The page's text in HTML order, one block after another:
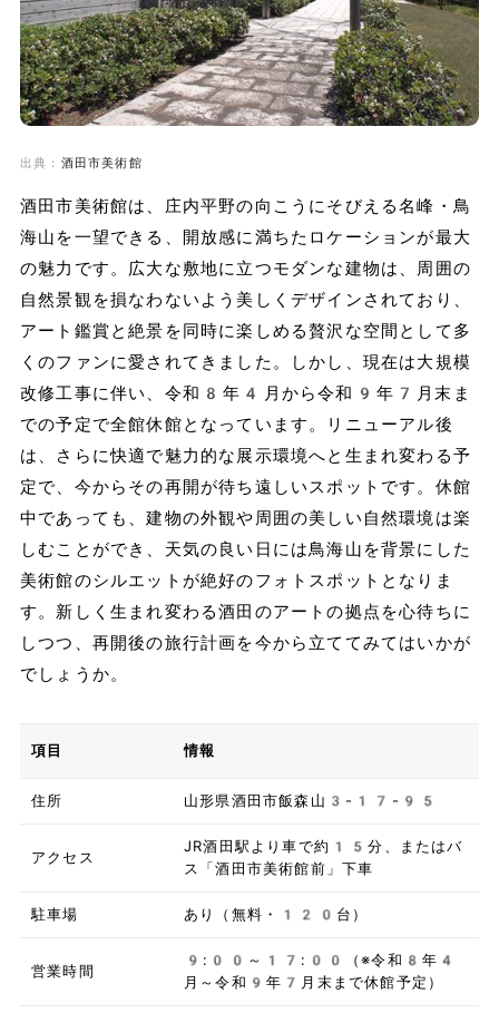
出典： 酒田市美術館
酒田市美術館は、庄内平野の向こうにそびえる名峰・鳥
海山を一望できる、開放感に満ちたロケーションが最大
の魅力です。広大な敷地に立つモダンな建物は、周囲の
自然景観を損なわないよう美しくデザインされており、
アート鑑賞と絶景を同時に楽しめる贅沢な空間として多
くのファンに愛されてきました。しかし、現在は大規模
改修工事に伴い、令和8年4月から令和9年7月末ま
での予定で全館休館となっています。リニューアル後
は、さらに快適で魅力的な展示環境へと生まれ変わる予
定で、今からその再開が待ち遠しいスポットです。休館
中であっても、建物の外観や周囲の美しい自然環境は楽
しむことができ、天気の良い日には鳥海山を背景にした
美術館のシルエットが絶好のフォトスポットとなりま
す。新しく生まれ変わる酒田のアートの拠点を心待ちに
しつつ、再開後の旅行計画を今から立ててみてはいかが
でしょうか。
項目 情報
住所 山形県酒田市飯森山3-17-95
アクセス
JR酒田駅より車で約15分、またはバ
ス「酒田市美術館前」下車
駐車場 あり（無料・120台）
営業時間
9:00～17:00（※令和8年4
月～令和9年7月末まで休館予定）